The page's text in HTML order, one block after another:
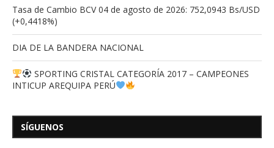
Tasa de Cambio BCV 04 de agosto de 2026: 752,0943 Bs/USD
(+0,4418%)
DIA DE LA BANDERA NACIONAL
SPORTING CRISTAL CATEGORÍA 2017 – CAMPEONES
INTICUP AREQUIPA PERÚ
SÍGUENOS